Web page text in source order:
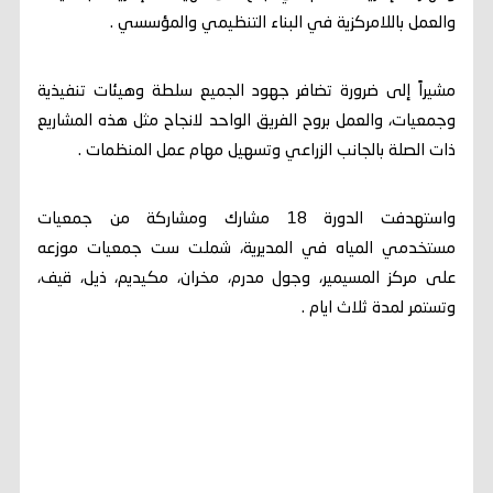
والعمل باللامركزية في البناء التنظيمي والمؤسسي .
مشيراً إلى ضرورة تضافر جهود الجميع سلطة وهيئات تنفيذية
وجمعيات، والعمل بروح الفريق الواحد لانجاح مثل هذه المشاريع
ذات الصلة بالجانب الزراعي وتسهيل مهام عمل المنظمات .
واستهدفت الدورة 18 مشارك ومشاركة من جمعيات
مستخدمي المياه في المديرية، شملت ست جمعيات موزعه
على مركز المسيمير، وجول مدرم، مخران، مكيديم، ذيل، قيف،
وتستمر لمدة ثلاث ايام .